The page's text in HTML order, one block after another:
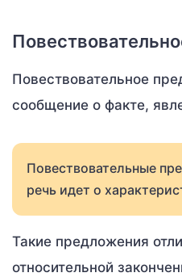
Повествовательное
сообщение о факте,
Повествовательные
речь идет о
Такие предложения
относительной